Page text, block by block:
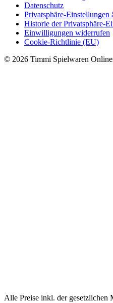
Datenschutz
Privatsphäre-Einstellungen
Historie der Privatsphäre-
Einwilligungen widerrufen
Cookie-Richtlinie (EU)
© 2026 Timmi Spielwaren
Alle Preise inkl. der gesetzlichen